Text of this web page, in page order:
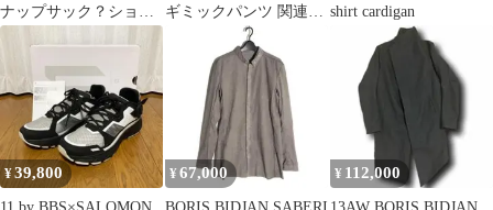
ナップサック？ショッ
プ袋 保存袋
ギミックパンツ 関連イ
メージワード：ドメブ
ラ デザイナーズ
ACRONYM Attachment
アタッチメント 日本製
クロップド アルチザン
hokita soloist Boris
Bidjan Saberi
shirt cardigan
¥39,800 ¥ 67,000 ¥ 112,000